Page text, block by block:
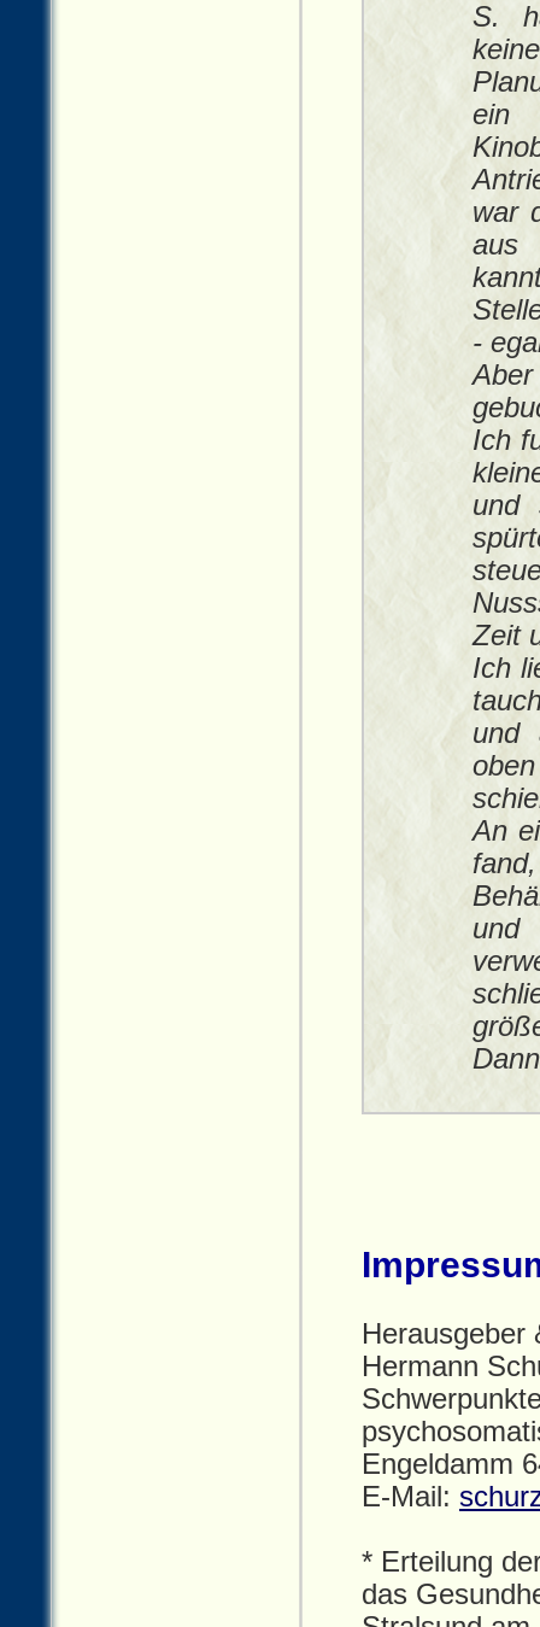
S.
ein
war
aus
-
Ich
und
Zeit
Ich
und
An
und
Herausgeber
Hermann
Engeldamm
E-Mail:
* Erteilung
das